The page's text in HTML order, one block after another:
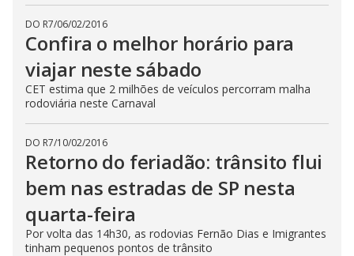
DO R7/06/02/2016
Confira o melhor horário para
viajar neste sábado
CET estima que 2 milhões de veículos percorram malha
rodoviária neste Carnaval
DO R7/10/02/2016
Retorno do feriadão: trânsito flui
bem nas estradas de SP nesta
quarta-feira
Por volta das 14h30, as rodovias Fernão Dias e Imigrantes
tinham pequenos pontos de trânsito